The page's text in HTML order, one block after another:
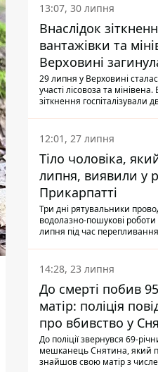
13:07, 30 липня
Внаслідок
вантажівки та
Верховині
пасажирка,
лікарні
29 липня у Верховині
участі лісовоза та мінівена.
зіткнення госпіталізували
Також травми отримала
автомобіля.
12:01, 27 липня
Тіло чоловіка,
липня, виявили у
Прикарпатті
Три дні рятувальники
водолазно-пошукові роботи
липня під час
виявили тіло.
14:28, 23 липня
До смерті побив
матір: поліція
про вбивство у
До поліції звернувся 69-
мешканець Снятина, який
знайшов свою матір з